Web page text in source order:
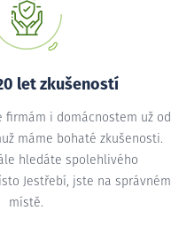
let zkušeností
firmám i domácnostem už od
máme bohaté zkušenosti.
hledáte spolehlivého
Jestřebí, jste na správném
místě.